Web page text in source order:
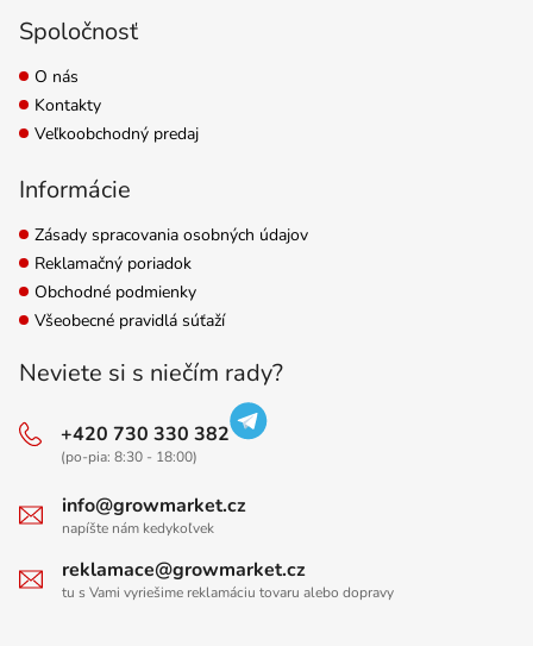
Spoločnosť
O nás
Kontakty
Veľkoobchodný predaj
Informácie
Zásady spracovania osobných údajov
Reklamačný poriadok
Obchodné podmienky
Všeobecné pravidlá súťaží
Neviete si s niečím rady?
+420 730 330 382
(po-pia: 8:30 - 18:00)
info@growmarket.cz
napíšte nám kedykoľvek
reklamace@growmarket.cz
tu s Vami vyriešime reklamáciu tovaru alebo dopravy